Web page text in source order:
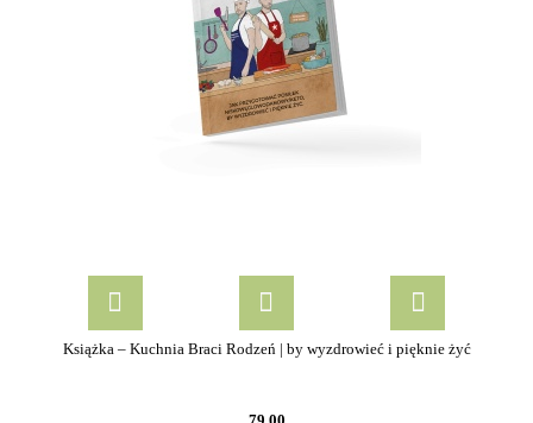
Książka – Kuchnia Braci Rodzeń | by wyzdrowieć i pięknie żyć